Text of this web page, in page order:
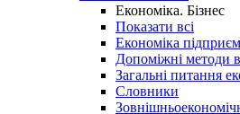
Економіка. Бізнес
Показати всі
Економіка
Допоміжні методи
Загальні питання
Словники